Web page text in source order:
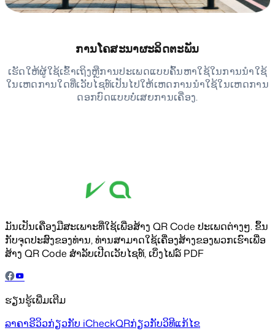
ການໂຄສະນາຜະລິດຕະພັນ
ເຮັດໃຫ້ຜູ້ໃຊ້ເຂົ້າເຖິງຫຼືການປະເພດແບບຄົ້ນຫາໃຊ້ໃນການນຳໃຊ້
ໃນເຫດການໃດທີ່ເວັບໄຊທ໌ເປັນໄປໃຫ້ເຫດການນຳໃຊ້ໃນເຫດການ
ດອກບົດແບບບໍ່ເສຍການເຄື່ອງ.
ມັນເປັນເຄື່ອງມືສະເພາະທີ່ໃຊ້ເພື່ອສ້າງ QR Code ປະເພດຕ່າງໆ. ຂຶ້ນ
ກັບຈຸດປະສົງຂອງທ່ານ, ທ່ານສາມາດໃຊ້ເຄື່ອງສ້າງຂອງພວກເຮົາເພື່ອ
ສ້າງ QR Code ສຳລັບເປີດເວັບໄຊທ໌, ເບິ່ງໄຟລ໌ PDF
ຮຽນຮູ້ເພີ່ມເຕີມ
ລາຄາຣີວິວກ່ຽວກັບ iCheckQRກ່ຽວກັບວິທີແກ້ໄຂ